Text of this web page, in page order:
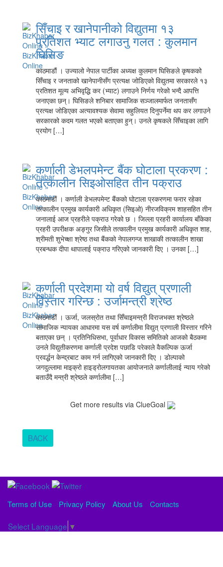
सिँचाइ र खानेपानीको विद्युतमा १३
प्रतिशत भ्याट लगाउनु गलत : कुलमान
घिसिङ
काठमाडौं । उज्यालो नेपाल पार्टीका अध्यक्ष कुलमान घिसिङले कृषकको
सिँचाइ र जनताको खानेपानीसँग प्रत्यक्ष जोडिएको विद्युतमा सरकारले १३
प्रतिशत मूल्य अभिवृद्धि कर (भ्याट) लगाउने निर्णय गरेको भन्दै आपत्ति
जनाएका छन्। घिसिङले शनिबार सामाजिक सञ्जालमार्फत जनतासँग
प्रत्यक्ष जोडिएका अत्यावश्यक सेवामा सहुलियत दिनुपर्नेमा थप कर लगाउने
सरकारको कदम गलत भएको बताएका हुन्। उनले कृषकले सिँचाइका लागि
प्रयोग […]
कर्णाली डेभलपमेन्ट बैंक घोटाला प्रकरण :
तत्कालीन सिइओसहित तीन पक्राउ
काठमाडौं । कर्णाली डेभलपमेन्ट बैंकको घोटाला प्रकरणमा फरार रहेका
तत्कालीन प्रमुख कार्यकारी अधिकृत (सिइओ) नीरजविक्रम शाहसहित तीन
जनालाई आज प्रहरीले पक्राउ गरेको छ । जिल्ला प्रहरी कार्यालय बाँकेका
प्रहरी उपरीक्षक अङ्गुर जिसीले तत्कालीन प्रमुख कार्यकारी अधिकृत शाह,
श्रीमती शुभेच्क्षा श्रेष्ठ तथा बैंकको नेपालगन्ज शाखाकी तत्कालीन शाखा
प्रबन्धक दीपा थापालाई पक्राउ गरिएको जानकारी दिए । उनका […]
कर्णाली प्रदेशमा यो वर्ष विद्युत् प्रणाली
विस्तार गरिन्छ : उर्जामन्त्री श्रेष्ठ
काठमाडौं । ऊर्जा, जलस्रोत तथा सिँचाइमन्त्री विराजभक्त श्रेष्ठले
सामाजिक न्यायका आधारमा यस वर्ष कर्णालीमा विद्युत् प्रणाली विस्तार गरिने
बताएका छन् । प्रतिनिधिसभा, पूर्वाधार विकास समितिको आजको बैठकमा
उनले विद्युतीकरणमा कर्णाली प्रदेश पछाडि परेकाले वैकल्पिक ऊर्जा
प्रवर्द्धन केन्द्रबाट काम गर्न लागिएको जानकारी दिए । डोल्पाको
जगदुल्लामा माइक्रो हाइड्रोलगायतका आयोजनाले कर्णालीलाई न्याय गरेको
बताउँदै मन्त्री श्रेष्ठले कर्णालीमा […]
Get more results via ClueGoal
BACK
Terms of Use Privacy Policy About Us Contacts
Select Language ▼